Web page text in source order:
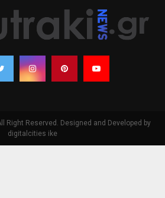
Right Reserved. Designed and Developed by
digitalcities ike